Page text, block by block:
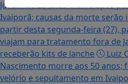
Jovem de 28 anos morre após
Ivaiporã; causas da morte serão
partir desta segunda-feira (27),
viajam para tratamento fora de
receberão kits de lanche
Luiz
Nascimento morre aos 50 anos;
velório e sepultamento em